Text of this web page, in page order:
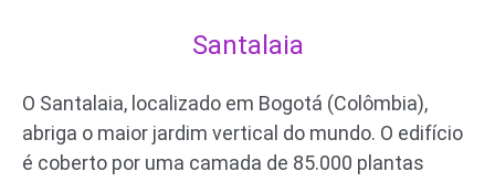
Santalaia
O Santalaia, localizado em Bogotá (Colômbia),
abriga o maior jardim vertical do mundo. O edifício
é coberto por uma camada de 85.000 plantas